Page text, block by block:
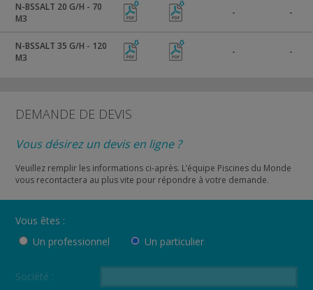
N-BSSALT 20 G/H - 70
M3
- -
N-BSSALT 35 G/H - 120
M3
- -
DEMANDE DE DEVIS
Vous désirez un devis en ligne ?
Veuillez remplir les informations ci-après. L’équipe Piscines du Monde
vous recontactera au plus vite pour répondre à votre demande.
Vous êtes :
Un professionnel
Un particulier
Société :